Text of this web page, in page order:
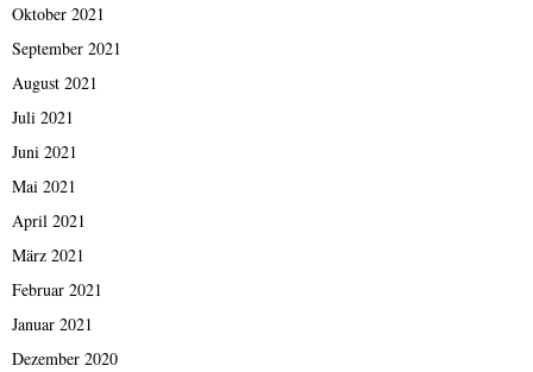
Oktober 2021
September 2021
August 2021
Juli 2021
Juni 2021
Mai 2021
April 2021
März 2021
Februar 2021
Januar 2021
Dezember 2020